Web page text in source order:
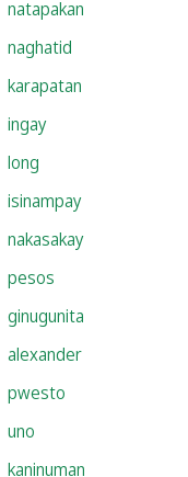
natapakan
naghatid
karapatan
ingay
long
isinampay
nakasakay
pesos
ginugunita
alexander
pwesto
uno
kaninuman